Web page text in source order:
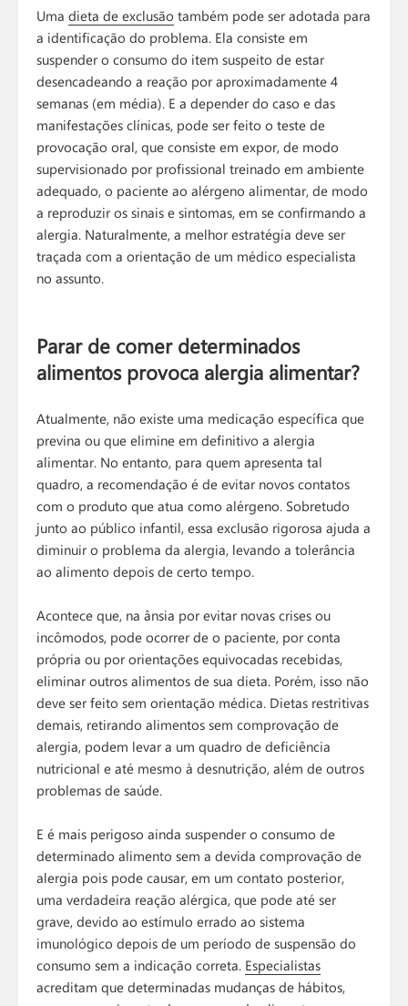
Umadieta de exclusão também pode ser adotada para
a identificação do problema. Ela consiste em
suspender o consumo do item suspeito de estar
desencadeando a reação por aproximadamente 4
semanas (em média). E a depender do caso e das
manifestações clínicas, pode ser feito o teste de
provocação oral, que consiste em expor, de modo
supervisionado por profissional treinado em ambiente
adequado, o paciente ao alérgeno alimentar, de modo
a reproduzir os sinais e sintomas, em se confirmando a
alergia. Naturalmente, a melhor estratégia deve ser
traçada com a orientação de um médico especialista
no assunto.
Parar de comer determinados
alimentos provoca alergia alimentar?
Atualmente, não existe uma medicação específica que
previna ou que elimine em definitivo a alergia
alimentar. No entanto, para quem apresenta tal
quadro, a recomendação é de evitar novos contatos
com o produto que atua como alérgeno. Sobretudo
junto ao público infantil, essa exclusão rigorosa ajuda a
diminuir o problema da alergia, levando a tolerância
ao alimento depois de certo tempo.
Acontece que, na ânsia por evitar novas crises ou
incômodos, pode ocorrer de o paciente, por conta
própria ou por orientações equivocadas recebidas,
eliminar outros alimentos de sua dieta. Porém, isso não
deve ser feito sem orientação médica. Dietas restritivas
demais, retirando alimentos sem comprovação de
alergia, podem levar a um quadro de deficiência
nutricional e até mesmo à desnutrição, além de outros
problemas de saúde.
E é mais perigoso ainda suspender o consumo de
determinado alimento sem a devida comprovação de
alergia pois pode causar, em um contato posterior,
uma verdadeira reação alérgica, que pode até ser
grave, devido ao estímulo errado ao sistema
imunológico depois de um período de suspensão do
consumo sem a indicação correta. Especialistas
acreditam que determinadas mudanças de hábitos,